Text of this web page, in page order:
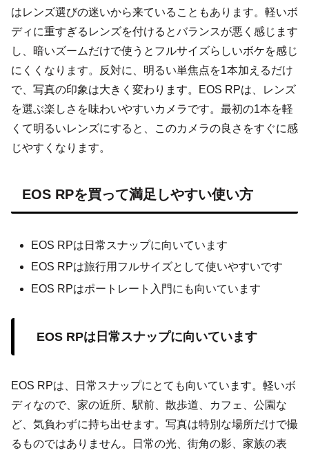
はレンズ選びの迷いから来ていることもあります。軽いボ
ディに重すぎるレンズを付けるとバランスが悪く感じます
し、暗いズームだけで使うとフルサイズらしいボケを感じ
にくくなります。反対に、明るい単焦点を1本加えるだけ
で、写真の印象は大きく変わります。EOS RPは、レンズ
を選ぶ楽しさを味わいやすいカメラです。最初の1本を軽
くて明るいレンズにすると、このカメラの良さをすぐに感
じやすくなります。
EOS RPを買って満足しやすい使い方
EOS RPは日常スナップに向いています
EOS RPは旅行用フルサイズとして使いやすいです
EOS RPはポートレート入門にも向いています
EOS RPは日常スナップに向いています
EOS RPは、日常スナップにとても向いています。軽いボ
ディなので、家の近所、駅前、散歩道、カフェ、公園な
ど、気負わずに持ち出せます。写真は特別な場所だけで撮
るものではありません。日常の光、街角の影、家族の表